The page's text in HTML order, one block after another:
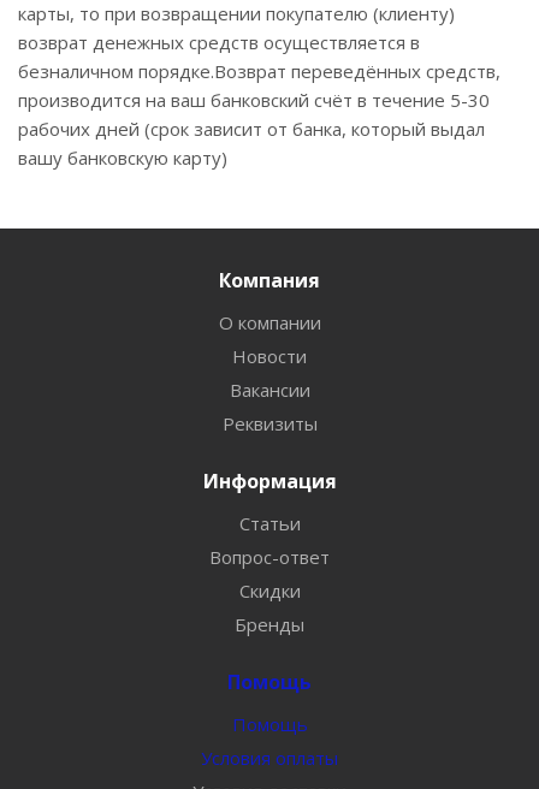
карты, то при возвращении покупателю (клиенту)
возврат денежных средств осуществляется в
безналичном порядке.Возврат переведённых средств,
производится на ваш банковский счёт в течение 5-30
рабочих дней (срок зависит от банка, который выдал
вашу банковскую карту)
Компания
О компании
Новости
Вакансии
Реквизиты
Информация
Статьи
Вопрос-ответ
Скидки
Бренды
Помощь
Помощь
Условия оплаты